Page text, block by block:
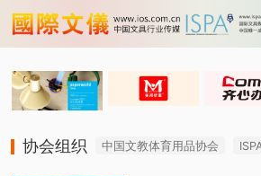
协会组织 中国文教体育用品协会